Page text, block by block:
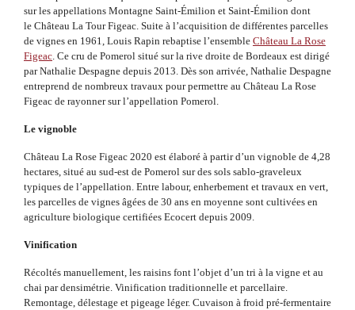
sur les appellations Montagne Saint-Émilion et Saint-Émilion dont
le Château La Tour Figeac. Suite à l’acquisition de différentes parcelles
de vignes en 1961, Louis Rapin rebaptise l’ensemble Château La Rose
Figeac. Ce cru de Pomerol situé sur la rive droite de Bordeaux est dirigé
par Nathalie Despagne depuis 2013. Dès son arrivée, Nathalie Despagne
entreprend de nombreux travaux pour permettre au Château La Rose
Figeac de rayonner sur l’appellation Pomerol.
Le vignoble
Château La Rose Figeac 2020 est élaboré à partir d’un vignoble de 4,28
hectares, situé au sud-est de Pomerol sur des sols sablo-graveleux
typiques de l’appellation. Entre labour, enherbement et travaux en vert,
les parcelles de vignes âgées de 30 ans en moyenne sont cultivées en
agriculture biologique certifiées Ecocert depuis 2009.
Vinification
Récoltés manuellement, les raisins font l’objet d’un tri à la vigne et au
chai par densimétrie. Vinification traditionnelle et parcellaire.
Remontage, délestage et pigeage léger. Cuvaison à froid pré-fermentaire